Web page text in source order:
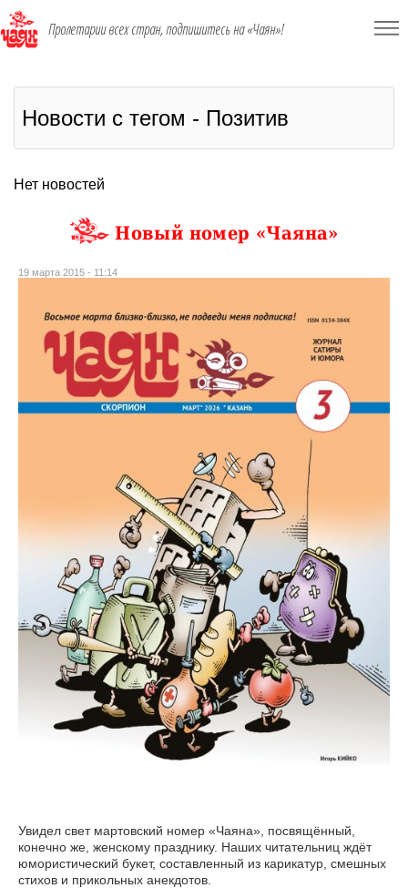
Пролетарии всех стран, подпишитесь на «Чаян»!
Новости с тегом - Позитив
Нет новостей
Новый номер «Чаяна»
19 марта 2015 - 11:14
Увидел свет мартовский номер «Чаяна», посвящённый,
конечно же, женскому празднику. Наших читательниц ждёт
юмористический букет, составленный из карикатур, смешных
стихов и прикольных анекдотов.